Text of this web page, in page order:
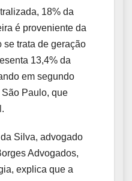
18% da
é proveniente da
trata de geração
13,4% da
em segundo
São Paulo, que
Silva, advogado
Advogados,
explica que a